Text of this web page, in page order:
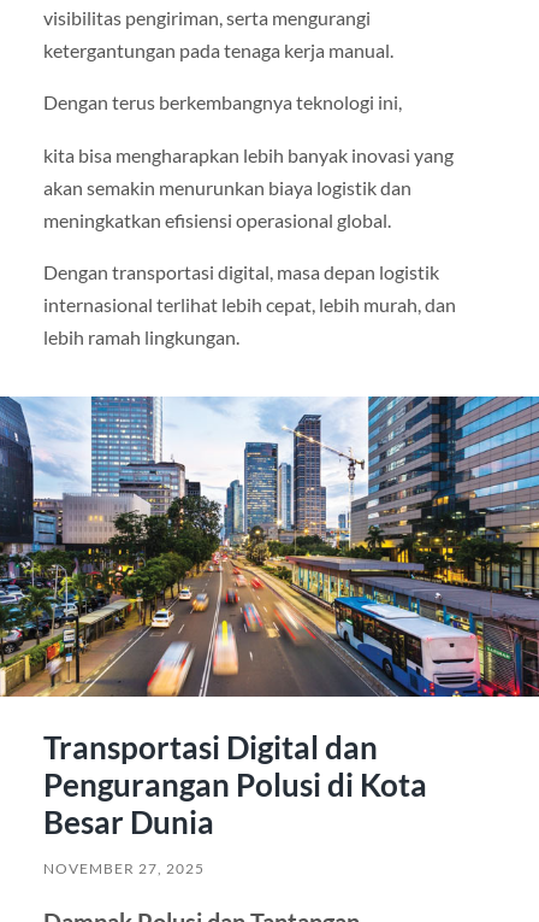
visibilitas pengiriman, serta mengurangi
ketergantungan pada tenaga kerja manual.
Dengan terus berkembangnya teknologi ini,
kita bisa mengharapkan lebih banyak inovasi yang
akan semakin menurunkan biaya logistik dan
meningkatkan efisiensi operasional global.
Dengan transportasi digital, masa depan logistik
internasional terlihat lebih cepat, lebih murah, dan
lebih ramah lingkungan.
Transportasi Digital dan
Pengurangan Polusi di Kota
Besar Dunia
NOVEMBER 27, 2025